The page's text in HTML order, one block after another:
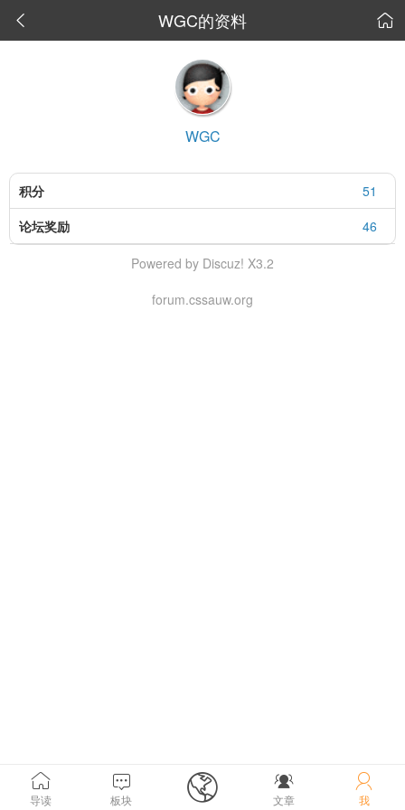
 WGC的资料 
WGC
51
积分
46
论坛奖励

导读

板块  
文章

我
Powered by Discuz! X3.2
forum.cssauw.org